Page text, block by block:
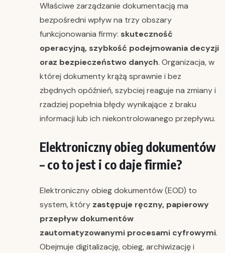
Właściwe zarządzanie dokumentacją ma
bezpośredni wpływ na trzy obszary
funkcjonowania firmy: skuteczność
operacyjną, szybkość podejmowania decyzji
oraz bezpieczeństwo danych. Organizacja, w
której dokumenty krążą sprawnie i bez
zbędnych opóźnień, szybciej reaguje na zmiany i
rzadziej popełnia błędy wynikające z braku
informacji lub ich niekontrolowanego przepływu.
Elektroniczny obieg dokumentów
– co to jest i co daje firmie?
Elektroniczny obieg dokumentów (EOD) to
system, który zastępuje ręczny, papierowy
przepływ dokumentów
zautomatyzowanymi procesami cyfrowymi.
Obejmuje digitalizację, obieg, archiwizację i